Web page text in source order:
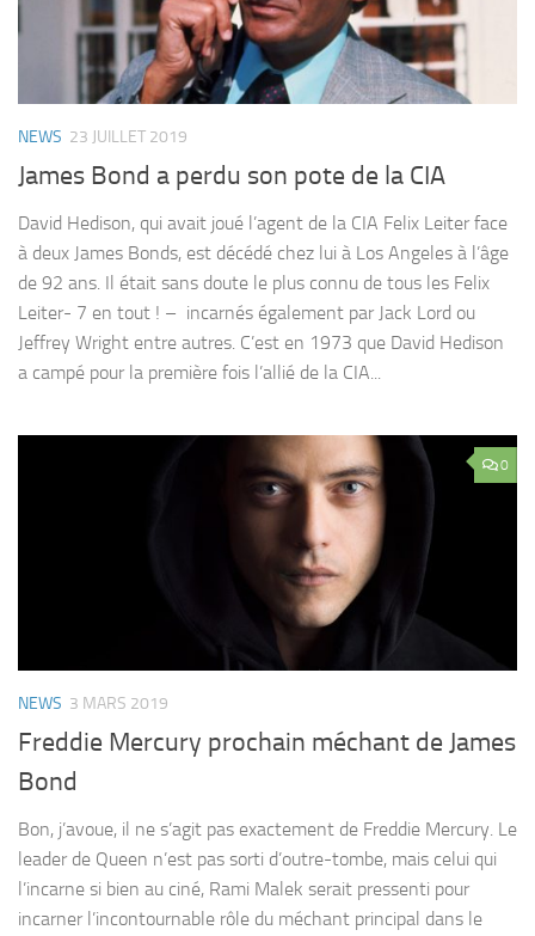
NEWS 23 JUILLET 2019
James Bond a perdu son pote de la CIA
David Hedison, qui avait joué l’agent de la CIA Felix Leiter face
à deux James Bonds, est décédé chez lui à Los Angeles à l’âge
de 92 ans. Il était sans doute le plus connu de tous les Felix
Leiter- 7 en tout ! – incarnés également par Jack Lord ou
Jeffrey Wright entre autres. C’est en 1973 que David Hedison
a campé pour la première fois l’allié de la CIA...
0
NEWS 3 MARS 2019
Freddie Mercury prochain méchant de James
Bond
Bon, j’avoue, il ne s’agit pas exactement de Freddie Mercury. Le
leader de Queen n’est pas sorti d’outre-tombe, mais celui qui
l’incarne si bien au ciné, Rami Malek serait pressenti pour
incarner l’incontournable rôle du méchant principal dans le